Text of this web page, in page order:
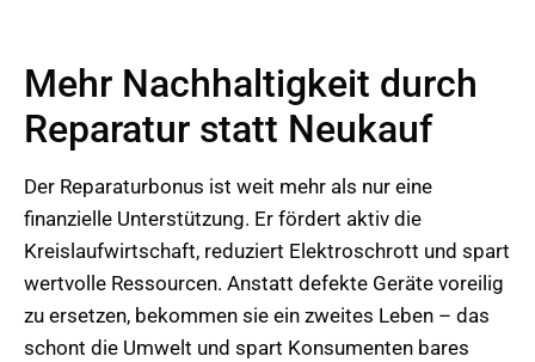
Mehr Nachhaltigkeit durch
Reparatur statt Neukauf
Der Reparaturbonus ist weit mehr als nur eine
finanzielle Unterstützung. Er fördert aktiv die
Kreislaufwirtschaft, reduziert Elektroschrott und spart
wertvolle Ressourcen. Anstatt defekte Geräte voreilig
zu ersetzen, bekommen sie ein zweites Leben – das
schont die Umwelt und spart Konsumenten bares